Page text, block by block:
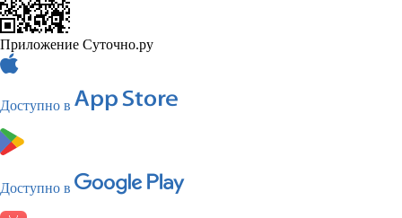
Приложение Суточно.ру
Доступно в
Доступно в